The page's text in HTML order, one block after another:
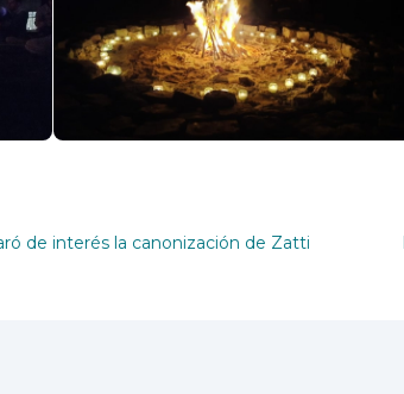
de interés la canonización de Zatti